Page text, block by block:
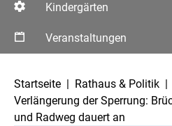
Kindergärten
Veranstaltungen
Startseite
Rathaus & Politik
Verlängerung der Sperrung:
und Radweg dauert an